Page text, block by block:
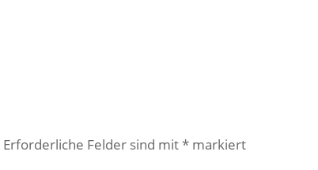
Erforderliche Felder sind mit* markiert